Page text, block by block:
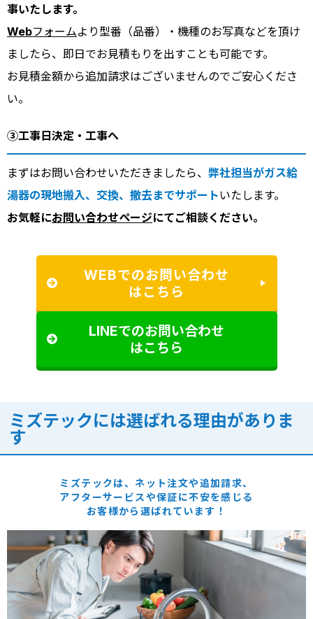
事いたします。
Webフォームより型番（品番）・機種のお写真などを頂け
ましたら、即日でお見積もりを出すことも可能です。
お見積金額から追加請求はございませんのでご安心くださ
い。
③工事日決定・工事へ
まずはお問い合わせいただきましたら、 弊社担当がガス給
湯器の現地搬入、交換、撤去までサポート いたします。
お気軽にお問い合わせページにてご相談ください。
WEBでのお問い合わせ
はこちら
LINEでのお問い合わせ
はこちら
ミズテックには選ばれる理由がありま
す
ミズテックは、ネット注文や追加請求、
アフターサービスや保証に不安を感じる
お客様から選ばれています！